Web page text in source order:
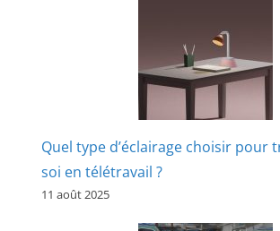
Quel type d’éclairage choisir pour
soi en télétravail ?
11 août 2025